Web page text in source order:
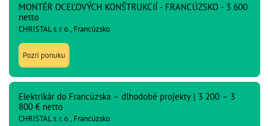
MONTÉR OCEĽOVÝCH KONŠTRUKCIÍ - FRANCÚZSKO - 3 600
netto
CHRISTAL s. r. o., Francúzsko
Pozri ponuku
Elektrikár do Francúzska – dlhodobé projekty | 3 200 – 3
800 € netto
CHRISTAL s. r. o., Francúzsko